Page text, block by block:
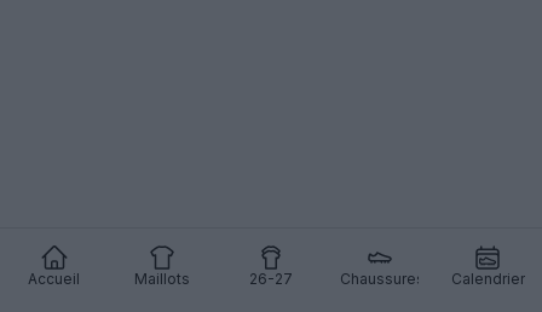
Accueil Maillots 26-27 Chaussures Calendrier